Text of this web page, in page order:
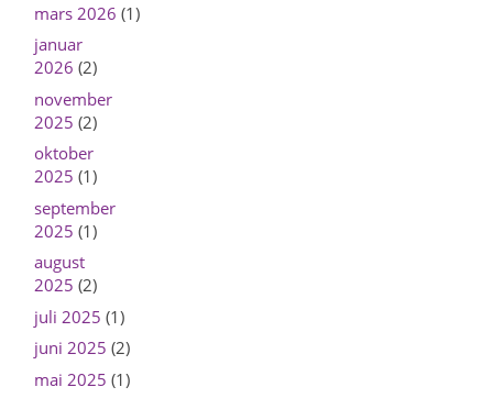
mars 2026 (1)
januar
2026 (2)
november
2025 (2)
oktober
2025 (1)
september
2025 (1)
august
2025 (2)
juli 2025 (1)
juni 2025 (2)
mai 2025 (1)